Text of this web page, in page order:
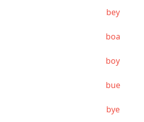
bey
boa
boy
bue
bye